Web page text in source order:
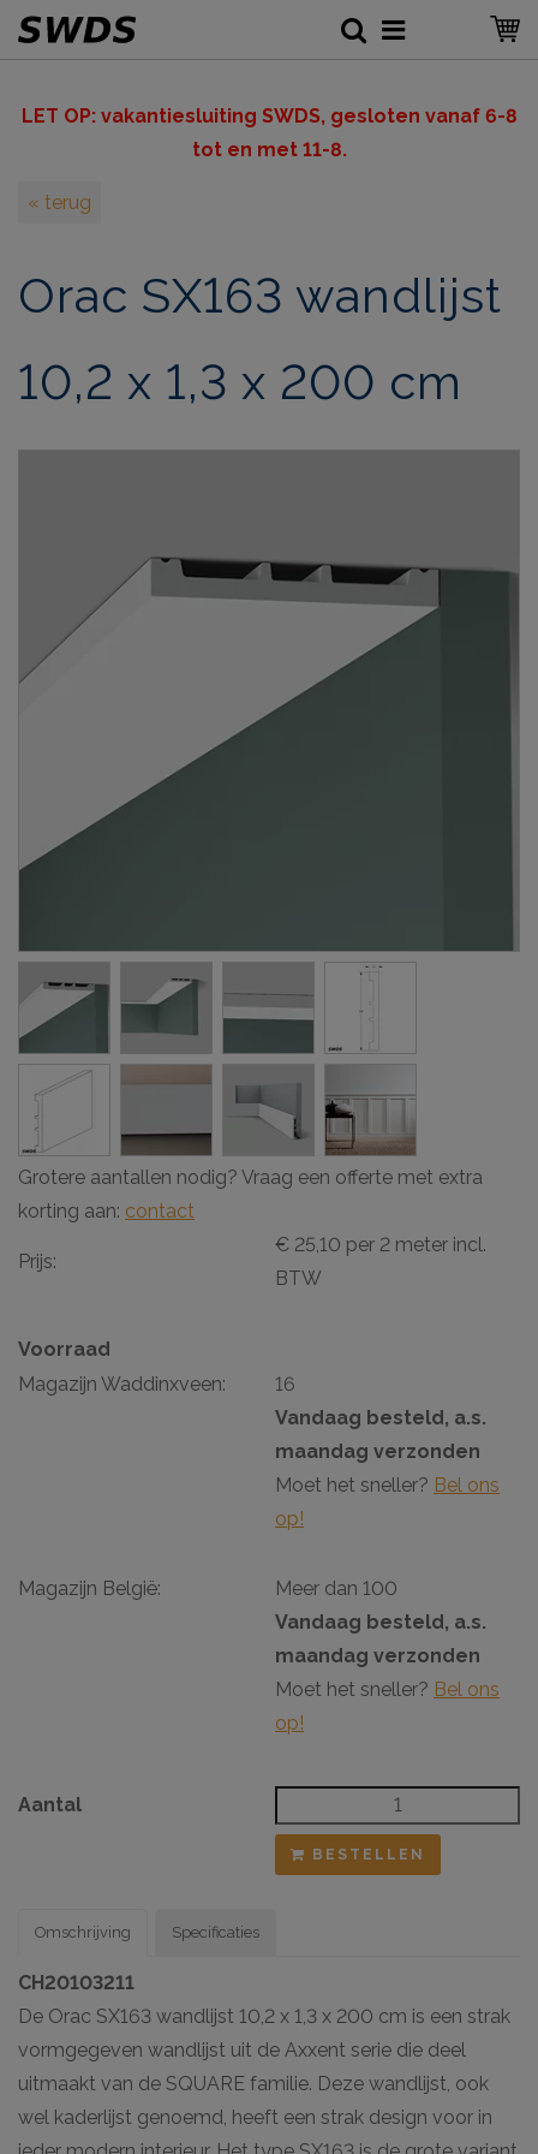
LET OP: vakantiesluiting SWDS, gesloten vanaf 6-8
tot en met 11-8.
« terug
Orac SX163 wandlijst
10,2 x 1,3 x 200 cm
Grotere aantallen nodig? Vraag een offerte met extra
korting aan: contact
Prijs:
€ 25,10 per 2 meter incl.
BTW
Voorraad
Magazijn Waddinxveen:
16
Vandaag besteld, a.s.
maandag verzonden
Moet het sneller? Bel ons
op!
Magazijn België:
Meer dan 100
Vandaag besteld, a.s.
maandag verzonden
Moet het sneller? Bel ons
op!
Aantal
BESTELLEN
Omschrijving
CH20103211
De Orac SX163 wandlijst 10,2 x 1,3 x 200 cm is een strak
vormgegeven wandlijst uit de Axxent serie die deel
uitmaakt van de SQUARE familie. Deze wandlijst, ook
wel kaderlijst genoemd, heeft een strak design voor in
Specificaties